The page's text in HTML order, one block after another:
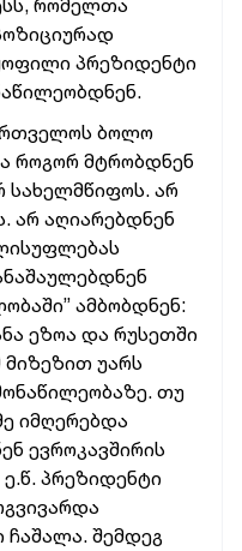
რომელთა
პრეზიდენტი
ბოლო
როგორ მტრობდნენ
სახელმწიფოს. არ
არ აღიარებდნენ
ამბობდნენ:
ეზოა და რუსეთში
მიზეზით უარს
თუ
იმღერებდა
ევროკავშირის
პრეზიდენტი
შემდეგ